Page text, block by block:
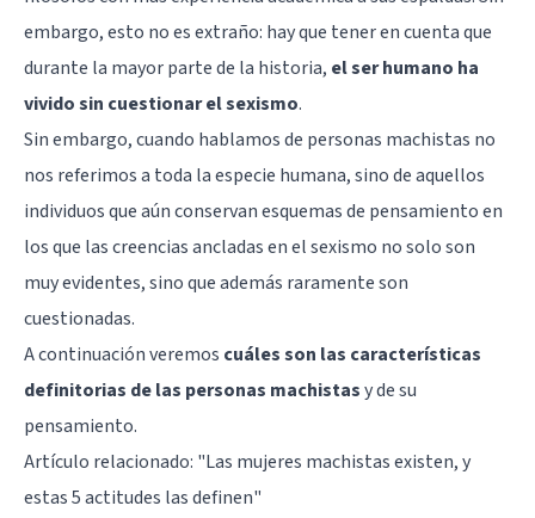
embargo, esto no es extraño: hay que tener en cuenta que
durante la mayor parte de la historia, el ser humano ha
vivido sin cuestionar el sexismo.
Sin embargo, cuando hablamos de personas machistas no
nos referimos a toda la especie humana, sino de aquellos
individuos que aún conservan esquemas de pensamiento en
los que las creencias ancladas en el sexismo no solo son
muy evidentes, sino que además raramente son
cuestionadas.
A continuación veremos cuáles son las características
definitorias de las personas machistasy de su
pensamiento.
Artículo relacionado: "Las mujeres machistas existen, y
estas 5 actitudes las definen"